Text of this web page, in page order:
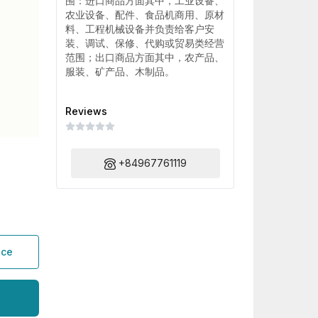
农业设备、配件、食品机商用、原材
料、工程机械设备并负责给客户安
装、调试、保修、代购或贸易类经营
范围；出口商品方面其中，农产品、
服装、矿产品、木制品。
Reviews
+84967761119